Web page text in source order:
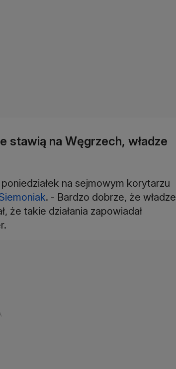
stawią na Węgrzech, władze
na sejmowym korytarzu
. - Bardzo dobrze, że władze
że takie działania zapowiadał